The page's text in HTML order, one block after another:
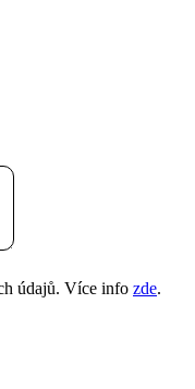
údajů. Více info zde.